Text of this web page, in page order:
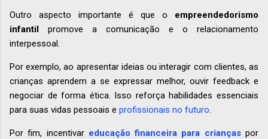
Outro aspecto importante é que o empreendedorismo
infantil promove a comunicação e o relacionamento
interpessoal.
Por exemplo, ao apresentar ideias ou interagir com clientes, as
crianças aprendem a se expressar melhor, ouvir feedback e
negociar de forma ética. Isso reforça habilidades essenciais
para suas vidas pessoais e profissionais no futuro.
Por fim, incentivar educação financeira para criançaspor